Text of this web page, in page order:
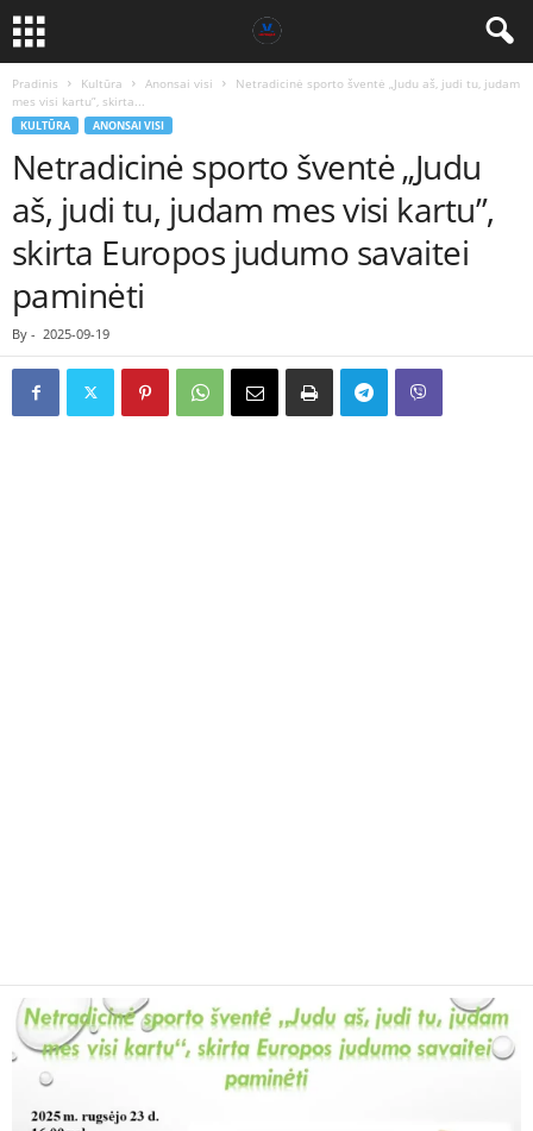
Pradinis Kultūra Anonsai visi
Netradicinė sporto šventė „Judu aš, judi tu, judam
mes visi kartu”, skirta...
KULTŪRA ANONSAI VISI
Netradicinė sporto šventė „Judu
aš, judi tu, judam mes visi kartu”,
skirta Europos judumo savaitei
paminėti
By - 2025-09-19